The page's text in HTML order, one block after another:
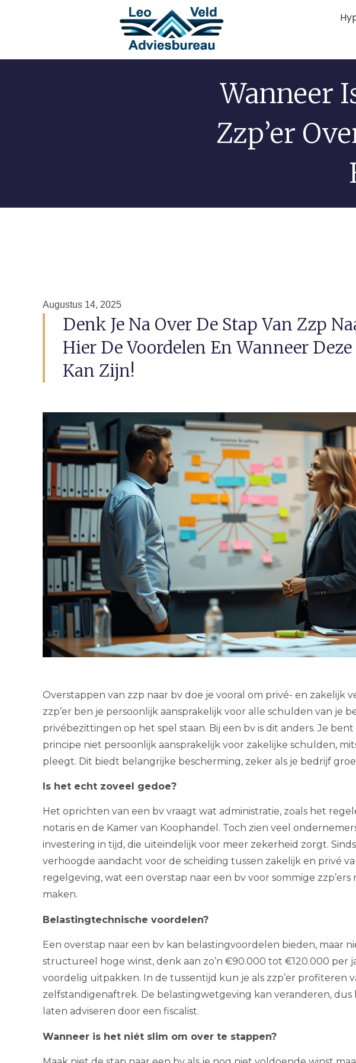
Wanneer
Zzp’er
Augustus 14, 2025
Denk Je Na Over De Stap Van Zzp
Hier De Voordelen En Wanneer
Kan Zijn!
Overstappen van zzp naar bv doe je vooral om privé- en zakelijk
zzp’er ben je persoonlijk aansprakelijk voor alle schulden van je
privébezittingen op het spel staan. Bij een bv is dit anders. Je
principe niet persoonlijk aansprakelijk voor zakelijke schulden,
pleegt. Dit biedt belangrijke bescherming, zeker als je bedrijf
Is het echt zoveel gedoe?
Het oprichten van een bv vraagt wat administratie, zoals het
notaris en de Kamer van Koophandel. Toch zien veel
investering in tijd, die uiteindelijk voor meer zekerheid zorgt.
verhoogde aandacht voor de scheiding tussen zakelijk en privé
regelgeving, wat een overstap naar een bv voor sommige
maken.
Belastingtechnische voordelen?
Een overstap naar een bv kan belastingvoordelen bieden, maar
structureel hoge winst, denk aan zo’n €90.000 tot €120.000 per
voordelig uitpakken. In de tussentijd kun je als zzp’er profiteren
zelfstandigenaftrek. De belastingwetgeving kan veranderen, dus
laten adviseren door een fiscalist.
Wanneer is het niét slim om over te stappen?